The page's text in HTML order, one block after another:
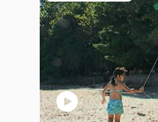
play_circle